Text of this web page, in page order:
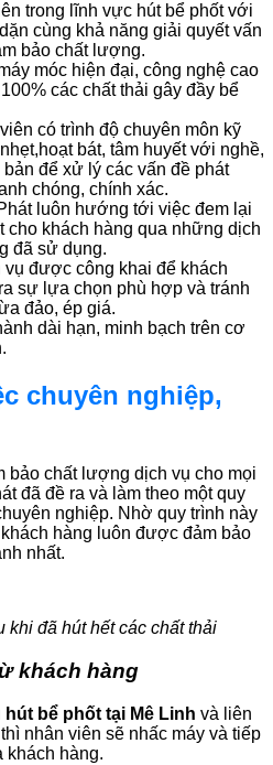
trong lĩnh vực hút bể phốt với
cùng khả năng giải quyết vấn
bảo chất lượng.
móc hiện đại, công nghệ cao
các chất thải gây đầy bể
có trình độ chuyên môn kỹ
bát, tâm huyết với nghề,
để xử lý các vấn đề phát
chóng, chính xác.
luôn hướng tới việc đem lại
cho khách hàng qua những dịch
đã sử dụng.
vụ được công khai để khách
sự lựa chọn phù hợp và tránh
đảo, ép giá.
dài hạn, minh bạch trên cơ
chuyên nghiệp,
bảo chất lượng dịch vụ cho mọi
đã đề ra và làm theo một quy
nghiệp. Nhờ quy trình này
hàng luôn được đảm bảo
nhất.
khi đã hút hết các chất thải
khách hàng
hút bể phốt tại Mê Linh và liên
nhân viên sẽ nhấc máy và tiếp
khách hàng.